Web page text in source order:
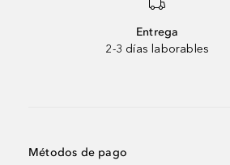
Entrega
2-3 días laborables
Métodos de pago